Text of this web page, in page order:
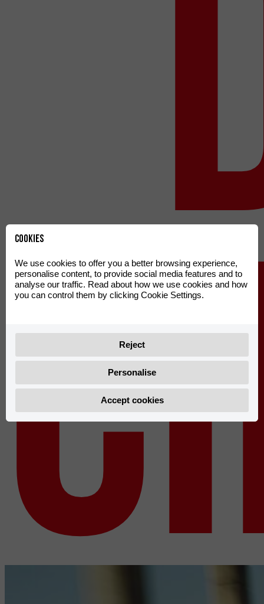
Cookies
We use cookies to offer you a better browsing experience,
personalise content, to provide social media features and to
analyse our traffic. Read about how we use cookies and how
you can control them by clicking Cookie Settings.
Reject
Personalise
Accept cookies